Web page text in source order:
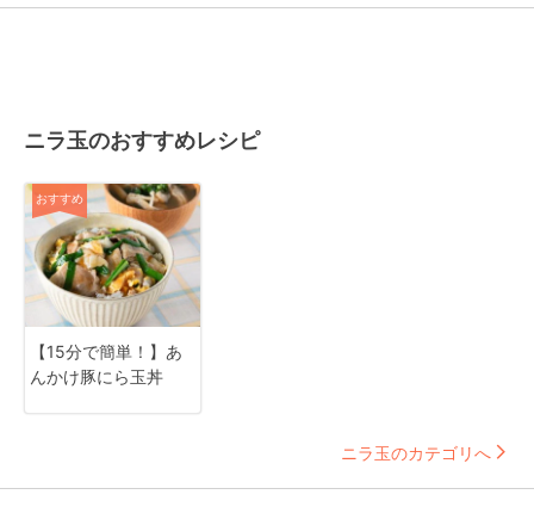
ニラ玉のおすすめレシピ
おすすめ
【15分で簡単！】あ
んかけ豚にら玉丼
ニラ玉のカテゴリへ